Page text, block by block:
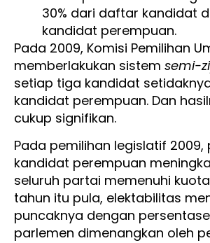
30% dari daftar kandidat
kandidat perempuan.
Pada 2009, Komisi Pemilihan
memberlakukan sistem semi-
setiap tiga kandidat
kandidat perempuan. Dan
cukup signifikan.
Pada pemilihan legislatif 2009,
kandidat perempuan
seluruh partai memenuhi kuota
tahun itu pula, elektabilitas
puncaknya dengan persentase
parlemen dimenangkan oleh